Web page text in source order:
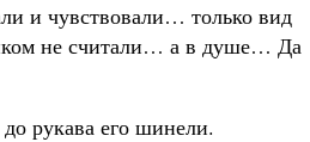
и чувствовали… только вид
не считали… а в душе… Да
рукава его шинели.